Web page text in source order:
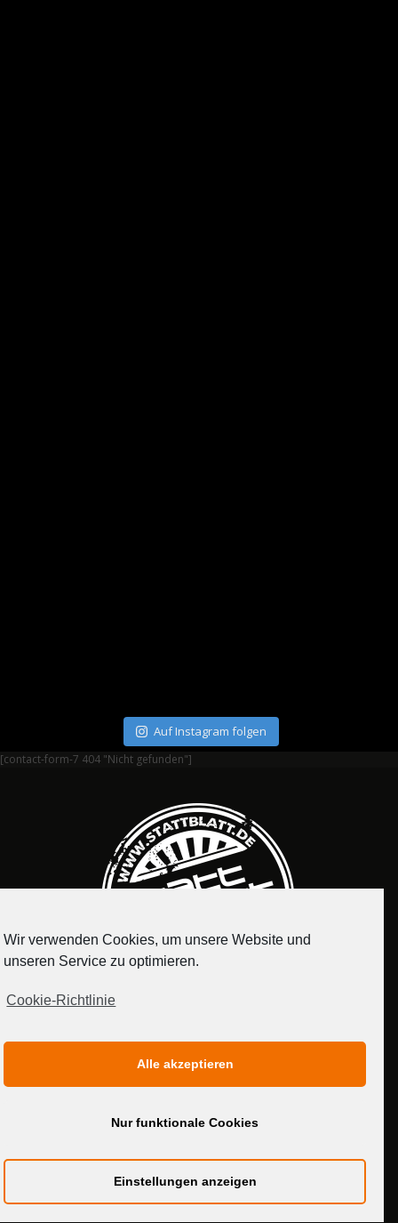
Auf Instagram folgen
[contact-form-7 404 "Nicht gefunden"]
MEDIADATEN
Wir verwenden Cookies, um unsere Website und
unseren Service zu optimieren.
Cookie-Richtlinie
Alle akzeptieren
Nur funktionale Cookies
Einstellungen anzeigen